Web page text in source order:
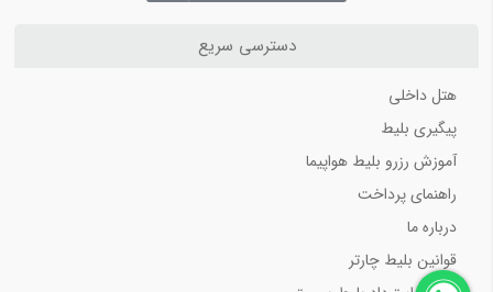
دسترسی سریع
هتل داخلی
پیگیری بلیط
آموزش رزرو بلیط هواپیما
راهنمای پرداخت
درباره ما
قوانین بلیط چارتر